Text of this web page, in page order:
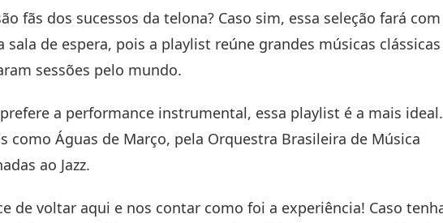
fãs dos sucessos da telona? Caso sim, essa seleção fará com
sala de espera, pois a playlist reúne grandes músicas clássicas
sessões pelo mundo.
a performance instrumental, essa playlist é a mais ideal.
como Águas de Março, pela Orquestra Brasileira de Música
ao Jazz.
de voltar aqui e nos contar como foi a experiência! Caso